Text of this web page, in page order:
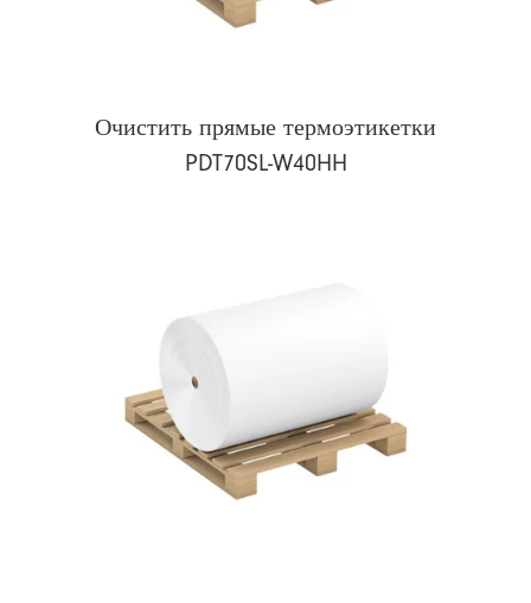
Очистить прямые термоэтикетки
PDT70SL-W40HH